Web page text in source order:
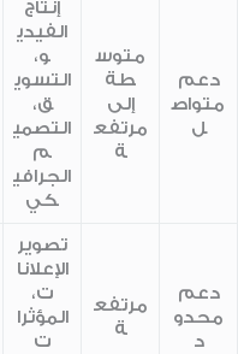
دعم
متواص
ل
متوس
طة
إلى
مرتفع
ة
إنتاج
الفيدي
و،
التسوي
ق،
التصمي
م
الجرافي
كي
دعم
محدو
د
مرتفع
ة
تصوير
الإعلانا
ت،
المؤثرا
ت